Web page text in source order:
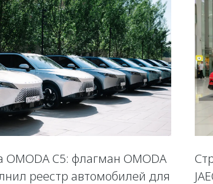
OMODA C5: флагман OMODA
реестр автомобилей для